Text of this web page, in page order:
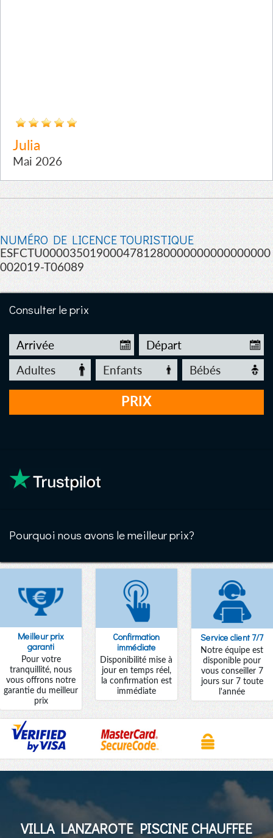
Julia
Mai 2026
NUMÉRO DE LICENCE TOURISTIQUE
ESFCTU0000350190004781280000000000000000
002019-T06089
Consulter le prix
Pourquoi nous avons le meilleur prix?
Meilleur prix
garanti
Pour votre
tranquillité, nous
vous offrons notre
garantie du meilleur
prix
Confirmation
immédiate
Disponibilité mise à
jour en temps réel,
la confirmation est
immédiate
Service client 7/7
Notre équipe est
disponible pour
vous conseiller 7
jours sur 7 toute
l'année
VILLA LANZAROTE PISCINE CHAUFFEE